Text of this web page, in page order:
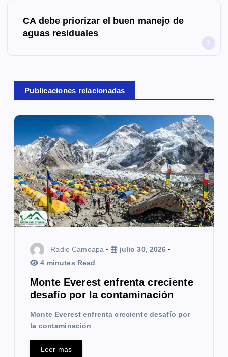
ó
n
d
e
e
n
CA debe priorizar el buen manejo de
aguas residuales
Publicaciones relacionadas
Radio Camoapa
julio 30, 2026
4 minutes Read
Monte Everest enfrenta creciente
desafío por la contaminación
Monte Everest enfrenta creciente desafío por
la contaminación
Leer más